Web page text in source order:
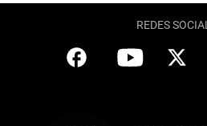
REDES